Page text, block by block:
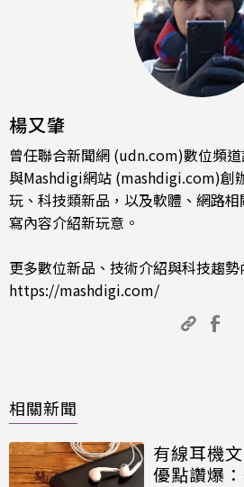
楊又肇
曾任聯合新聞網 (udn.com)數位頻
與Mashdigi網站 (mashdigi.com)創
玩、科技類新品，以及軟體、網路
寫內容介紹新玩意。
更多數位新品、技術介紹與科技趨勢
https://mashdigi.com/
相關新聞
有線耳機
優點讚爆